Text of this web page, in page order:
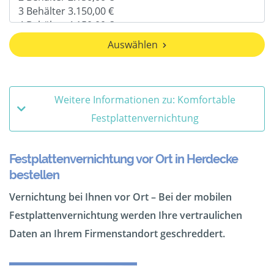
Auswählen
Weitere Informationen zu: Komfortable
Festplattenvernichtung
Festplattenvernichtung vor Ort in Herdecke
bestellen
Vernichtung bei Ihnen vor Ort – Bei der mobilen
Festplattenvernichtung werden Ihre vertraulichen
Daten an Ihrem Firmenstandort geschreddert.